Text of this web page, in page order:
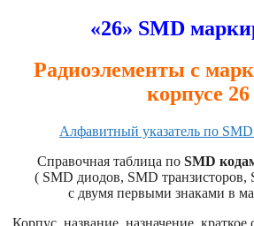
«26» SMD
Радиоэлементы с
корпусе 26
Алфавитный указатель по
Справочная таблица по SMD
( SMD диодов, SMD транзисторов,
с двумя первыми знаками в